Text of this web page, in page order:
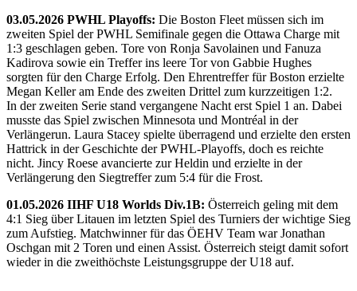
03.05.2026 PWHL Playoffs: Die Boston Fleet müssen sich im
zweiten Spiel der PWHL Semifinale gegen die Ottawa Charge mit
1:3 geschlagen geben. Tore von Ronja Savolainen und Fanuza
Kadirova sowie ein Treffer ins leere Tor von Gabbie Hughes
sorgten für den Charge Erfolg. Den Ehrentreffer für Boston erzielte
Megan Keller am Ende des zweiten Drittel zum kurzzeitigen 1:2.
In der zweiten Serie stand vergangene Nacht erst Spiel 1 an. Dabei
musste das Spiel zwischen Minnesota und Montréal in der
Verlängerun. Laura Stacey spielte überragend und erzielte den ersten
Hattrick in der Geschichte der PWHL-Playoffs, doch es reichte
nicht. Jincy Roese avancierte zur Heldin und erzielte in der
Verlängerung den Siegtreffer zum 5:4 für die Frost.
01.05.2026 IIHF U18 Worlds Div.1B: Österreich geling mit dem
4:1 Sieg über Litauen im letzten Spiel des Turniers der wichtige Sieg
zum Aufstieg. Matchwinner für das ÖEHV Team war Jonathan
Oschgan mit 2 Toren und einen Assist. Österreich steigt damit sofort
wieder in die zweithöchste Leistungsgruppe der U18 auf.